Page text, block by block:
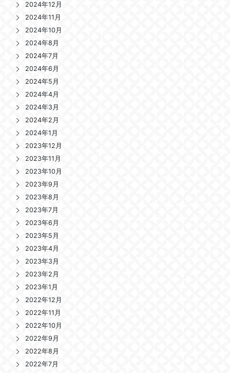
2024年12月
2024年11月
2024年10月
2024年8月
2024年7月
2024年6月
2024年5月
2024年4月
2024年3月
2024年2月
2024年1月
2023年12月
2023年11月
2023年10月
2023年9月
2023年8月
2023年7月
2023年6月
2023年5月
2023年4月
2023年3月
2023年2月
2023年1月
2022年12月
2022年11月
2022年10月
2022年9月
2022年8月
2022年7月